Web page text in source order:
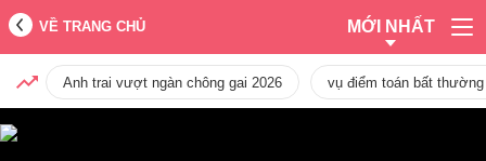
VỀ TRANG CHỦ MỚI NHẤT
Anh trai vượt ngàn chông gai 2026 vụ điểm toán bất